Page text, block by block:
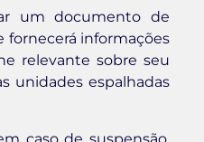
um documento de
fornecerá informações
relevante sobre seu
unidades espalhadas
caso de suspensão,